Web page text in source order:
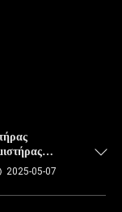
2025-05-07